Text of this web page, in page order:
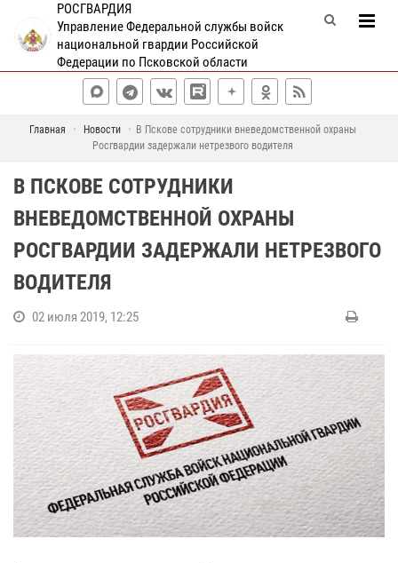
РОСГВАРДИЯ
Управление Федеральной службы войск
национальной гвардии Российской
Федерации по Псковской области
Главная Новости
В Пскове сотрудники вневедомственной охраны
Росгвардии задержали нетрезвого водителя
В ПСКОВЕ СОТРУДНИКИ
ВНЕВЕДОМСТВЕННОЙ ОХРАНЫ
РОСГВАРДИИ ЗАДЕРЖАЛИ НЕТРЕЗВОГО
ВОДИТЕЛЯ
02 июля 2019, 12:25